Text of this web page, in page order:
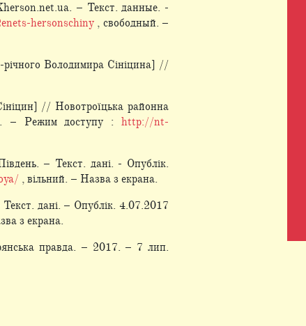
– Текст. данные. -
hersonschiny , свободный. –
Володимира Сініцина] //
// Новотроїцька районна
– Режим доступу : http://nt-
– Текст. дані. - Опублік.
, вільний. – Назва з екрана.
дані. – Опублік. 4.07.2017
з екрана.
правда. – 2017. – 7 лип.